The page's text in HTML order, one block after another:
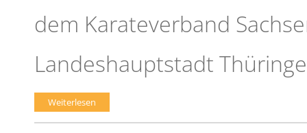
dem Karateverband
Landeshauptstadt
Weiterlesen